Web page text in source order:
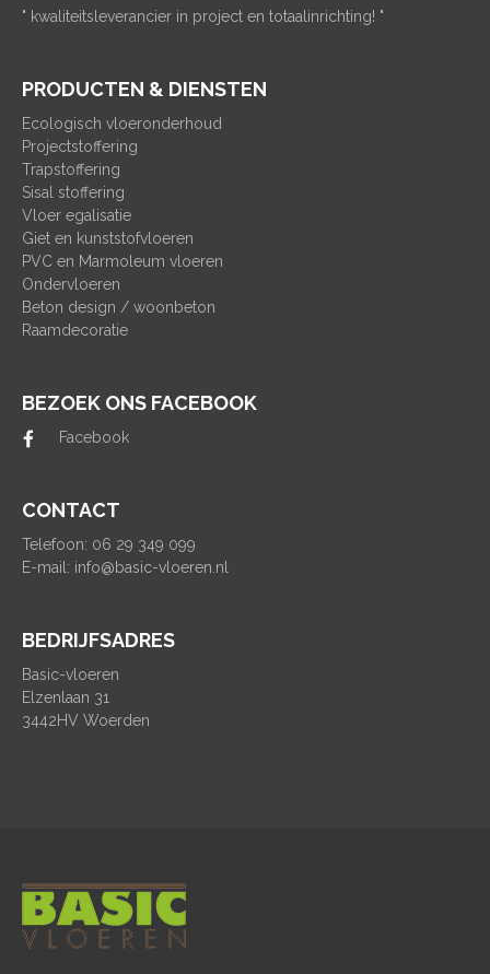
" kwaliteitsleverancier in project en totaalinrichting! "
PRODUCTEN & DIENSTEN
Ecologisch vloeronderhoud
Projectstoffering
Trapstoffering
Sisal stoffering
Vloer egalisatie
Giet en kunststofvloeren
PVC en Marmoleum vloeren
Ondervloeren
Beton design / woonbeton
Raamdecoratie
BEZOEK ONS FACEBOOK
Facebook
CONTACT
Telefoon: 06 29 349 099
E-mail: info@basic-vloeren.nl
BEDRIJFSADRES
Basic-vloeren
Elzenlaan 31
3442HV Woerden